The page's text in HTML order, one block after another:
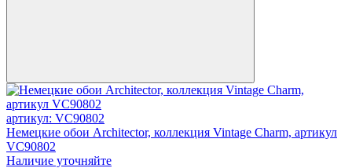
артикул: VC90802
Немецкие обои Architector, коллекция Vintage Charm, артикул
VC90802
Наличие уточняйте